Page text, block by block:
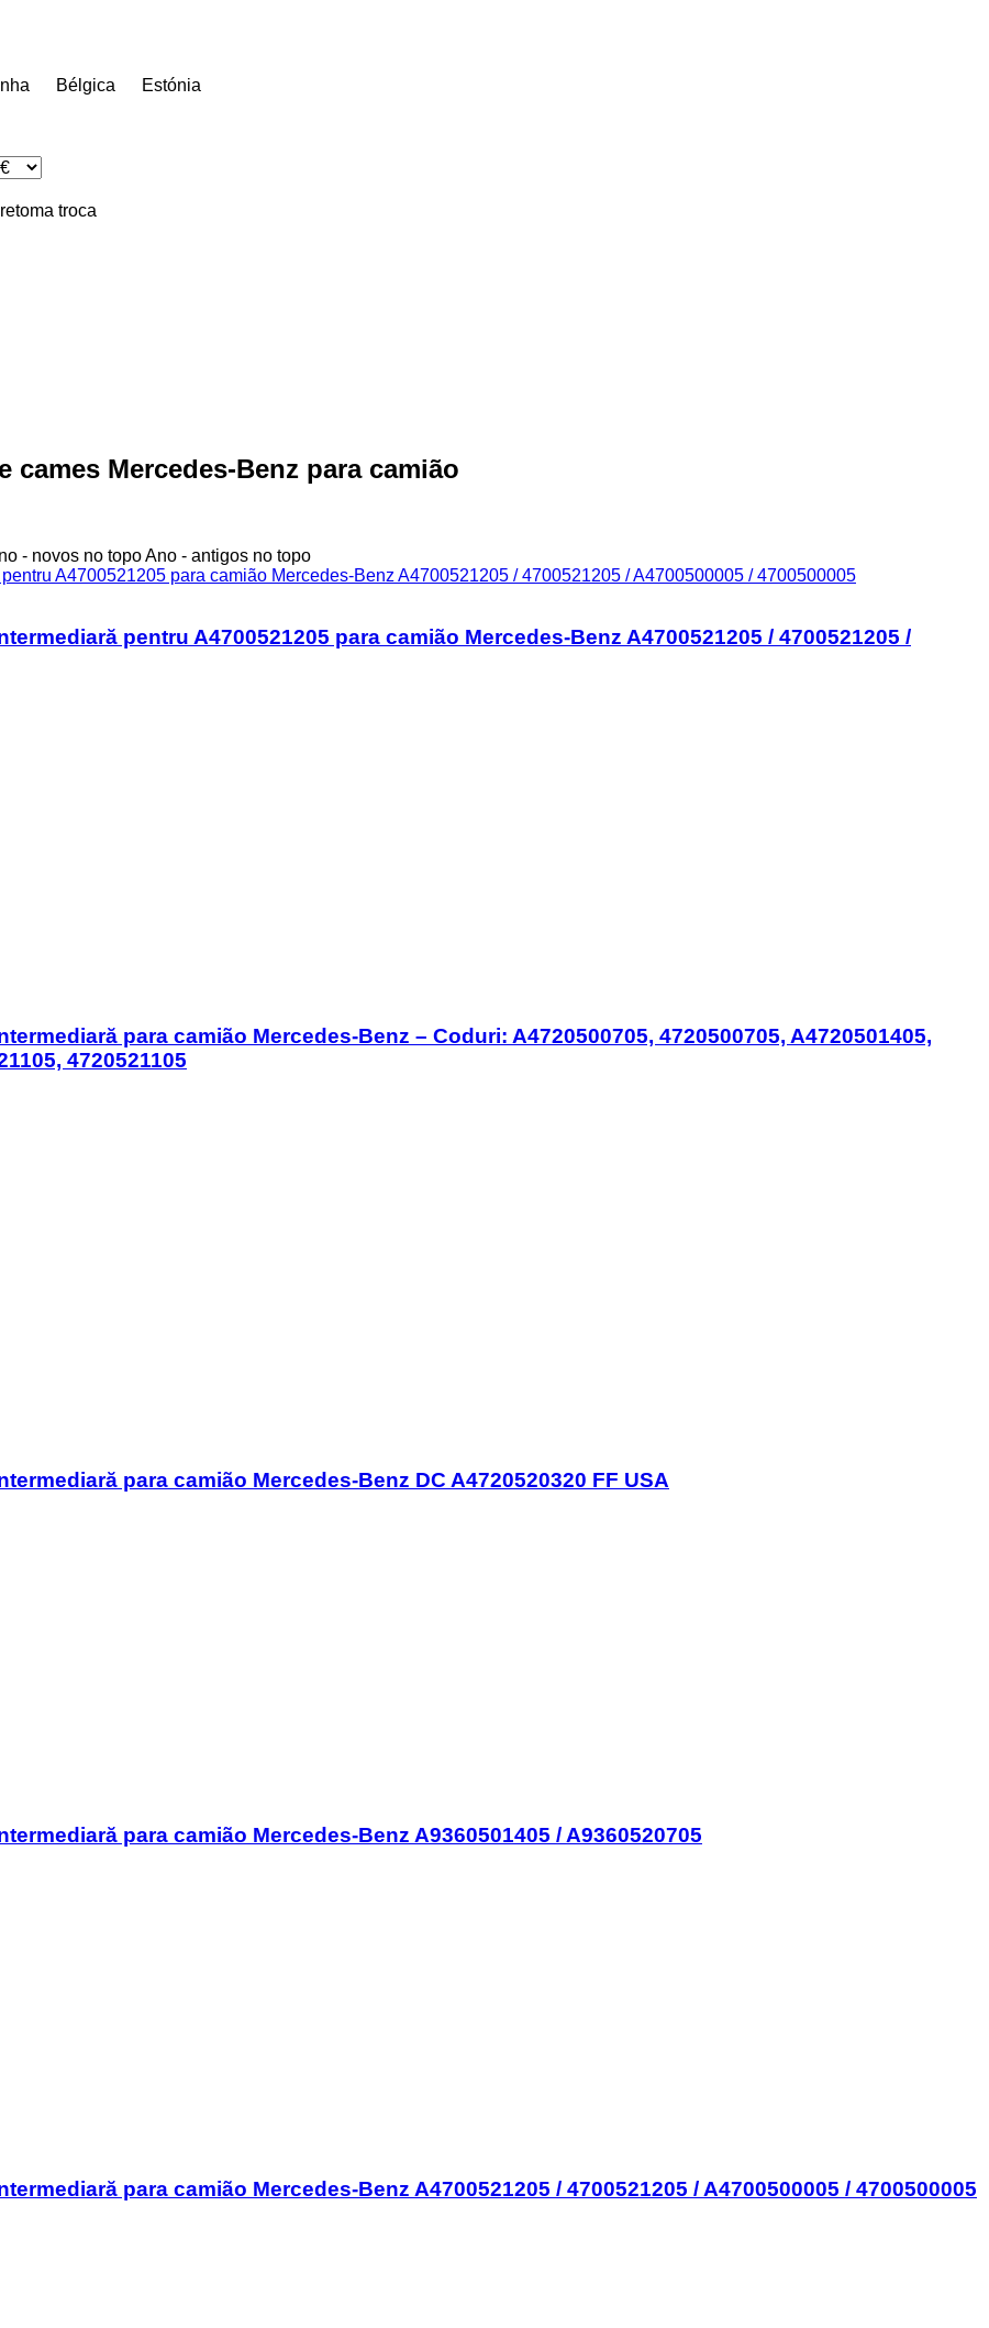
Bélgica
Estónia
retoma troca
cames Mercedes-Benz para camião
- novos no topoAno - antigos no topo
pentru A4700521205 para camião Mercedes-Benz A4700521205 / 4700521205 /
para camião Mercedes-Benz – Coduri: A4720500705, 4720500705, A4720501405,
4720521105
para camião Mercedes-Benz DC A4720520320 FF USA
para camião Mercedes-Benz A9360501405 / A9360520705
para camião Mercedes-Benz A4700521205 / 4700521205 / A4700500005 / 4700500005